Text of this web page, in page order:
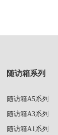
随访箱系列
随访箱A5系列
随访箱A3系列
随访箱A1系列